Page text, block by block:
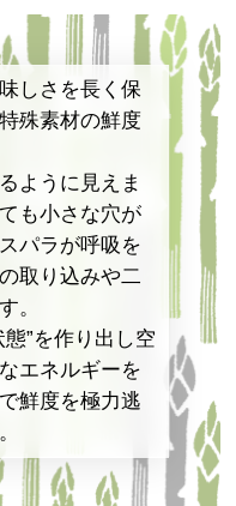
しさを長く保
殊素材の鮮度
ように見えま
も小さな穴が
パラが呼吸を
取り込みや二
。
”を作り出し空
エネルギーを
鮮度を極力逃